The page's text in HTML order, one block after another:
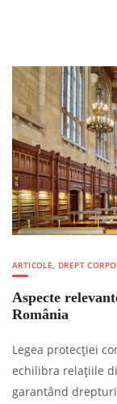
ARTICOLE, DREPT
Aspecte
România
Legea protecției
echilibra relațiile
garantând